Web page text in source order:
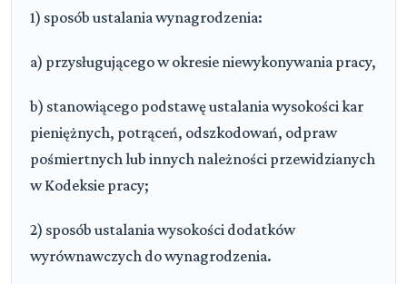
1) sposób ustalania wynagrodzenia:
a) przysługującego w okresie niewykonywania pracy,
b) stanowiącego podstawę ustalania wysokości kar
pieniężnych, potrąceń, odszkodowań, odpraw
pośmiertnych lub innych należności przewidzianych
w Kodeksie pracy;
2) sposób ustalania wysokości dodatków
wyrównawczych do wynagrodzenia.